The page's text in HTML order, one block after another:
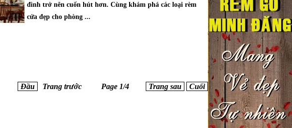
đình trở nên cuốn hút hơn. Cùng khám phá các loại rèm
cửa đẹp cho phòng ...
Đầu Trang trước Page 1/4 Trang sau Cuối